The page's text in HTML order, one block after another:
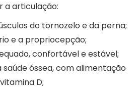
a articulação:
do tornozelo e da perna;
e a propriocepção;
confortável e estável;
óssea, com alimentação
D;